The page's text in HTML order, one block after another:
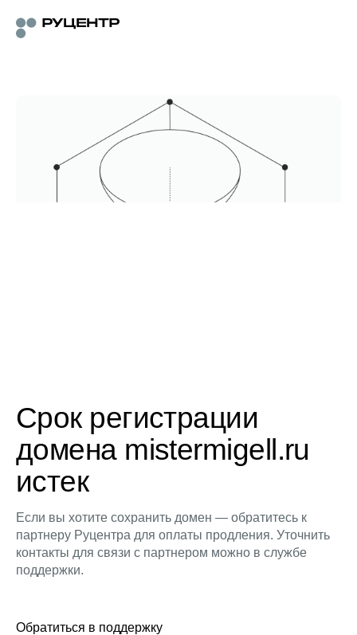
Срок регистрации
домена mistermigell.ru
истек
Если вы хотите сохранить домен — обратитесь к
партнеру Руцентра для оплаты продления. Уточнить
контакты для связи с партнером можно в службе
поддержки.
Обратиться в поддержку